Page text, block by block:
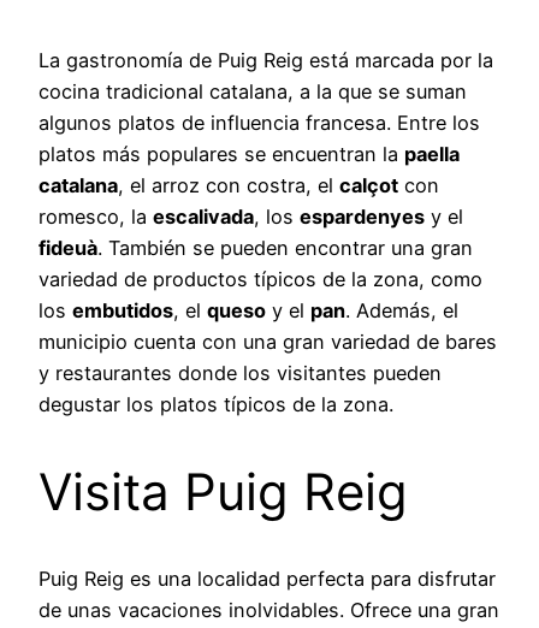
La gastronomía de Puig Reig está marcada por la
cocina tradicional catalana, a la que se suman
algunos platos de influencia francesa. Entre los
platos más populares se encuentran la paella
catalana, el arroz con costra, el calçot con
romesco, la escalivada, los espardenyes y el
fideuà. También se pueden encontrar una gran
variedad de productos típicos de la zona, como
los embutidos, el queso y el pan. Además, el
municipio cuenta con una gran variedad de bares
y restaurantes donde los visitantes pueden
degustar los platos típicos de la zona.
Visita Puig Reig
Puig Reig es una localidad perfecta para disfrutar
de unas vacaciones inolvidables. Ofrece una gran